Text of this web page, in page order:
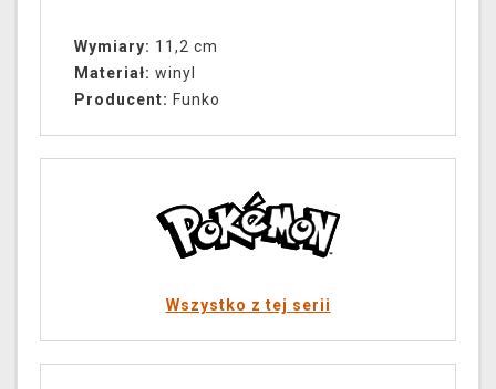
Wymiary: 11,2 cm
Materiał: winyl
Producent: Funko
Wszystko z tej serii